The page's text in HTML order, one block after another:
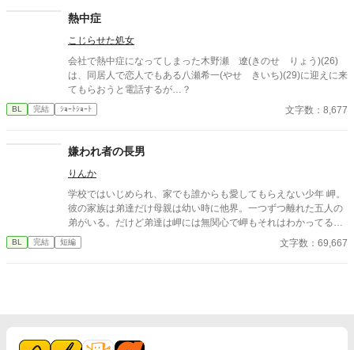
憶の奥には、思い出したくない“何か”があるようで――。 記憶を
失った大学生と、穏やかな精神科医の、静かな救済の話。 ※第一
部完結済 双葉の“失われた時間”については、まだ何も分かってい
ない。 続きを書くとしたら、また彼らの日々をかけたらと思って
います。 もしこの先も見守りたいと思っていただけたら、とても
嬉しいです。
熱中症
こじらせた処女
会社で熱中症になってしまった木野瀬 遼(きのせ りょう)(26)
は、同居人で恋人でもある八瀬希一(やせ きいち)(29)に迎えに来
てもらおうと電話するが…？
BL 完結 ｼｮｰﾄｼｮｰﾄ 文字数：8,677
嫌われ者の長男
りんか
学校ではいじめられ、家でも誰からも愛してもらえない少年 岬。
彼の家族は弟達だけ母親は幼い時に他界。一つずつ離れた五人の
弟がいる。だけど弟達は岬には無関心で岬もそれはわかってるけ
ど弟達の役に立つために頑張ってるそんな時とある事件が起き
て.....
BL 完結 短編 文字数：69,667